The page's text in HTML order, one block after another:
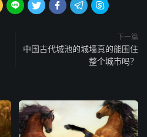
    
下一篇
中国古代城池的城墙真的能围住
整个城市吗？